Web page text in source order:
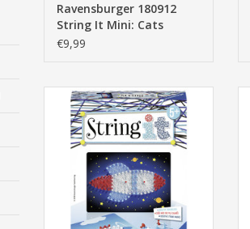
Ravensburger 180912
String It Mini: Cats
€9,99
Ravensburger 180356 String It:
Voertuig
TOEVOEGEN AAN WINKELWAGEN